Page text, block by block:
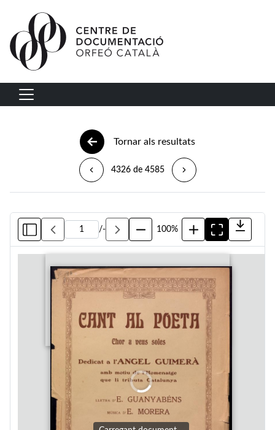
Vés al contingut
Navegació principal
Tornar als resultats
4326 de 4585
/- 100%